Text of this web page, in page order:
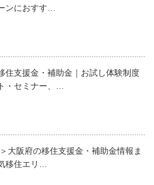
ンにおすす…
住支援金・補助金｜お試し体験制度
・セミナー、…
大阪府の移住支援金・補助金情報ま
移住エリ…